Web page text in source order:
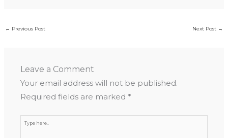
← Previous Post Next Post →
Leave a Comment
Your email address will not be published.
Required fields are marked *
Type